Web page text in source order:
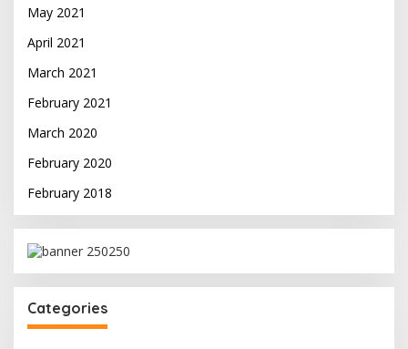
May 2021
April 2021
March 2021
February 2021
March 2020
February 2020
February 2018
Categories